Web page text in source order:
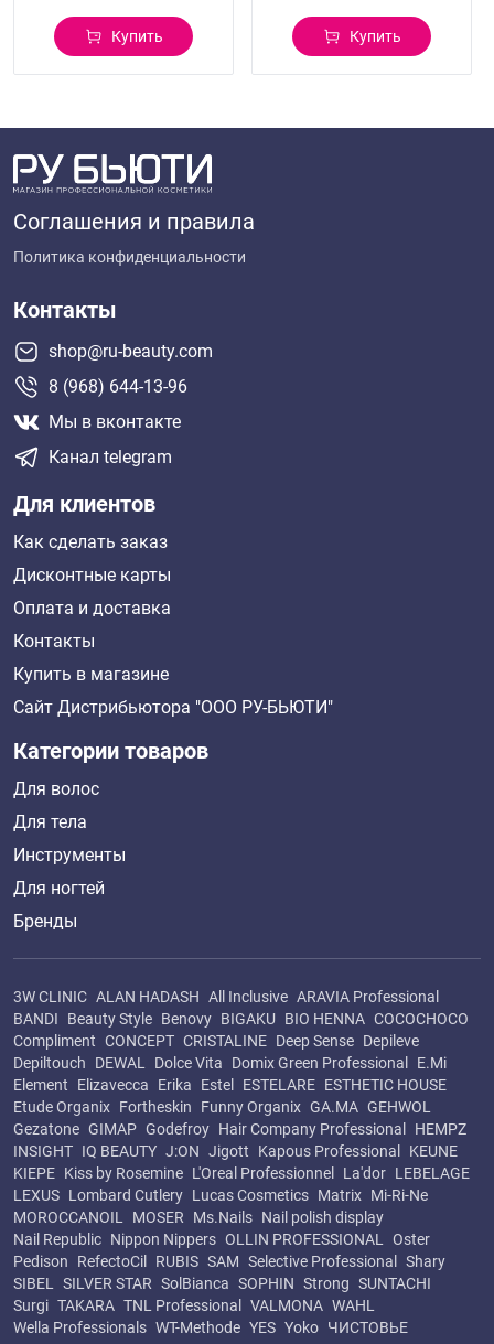
Купить Купить
Соглашения и правила
Политика конфиденциальности
Контакты
shop@ru-beauty.com
8 (968) 644-13-96
Мы в вконтакте
Канал telegram
Для клиентов
Как сделать заказ
Дисконтные карты
Оплата и доставка
Контакты
Купить в магазине
Сайт Дистрибьютора "ООО РУ-БЬЮТИ"
Категории товаров
Для волос
Для тела
Инструменты
Для ногтей
Бренды
3W CLINIC ALAN HADASH All Inclusive ARAVIA Professional
BANDI
Beauty Style Benovy BIGAKU BIO HENNA COCOCHOCO
Compliment CONCEPT CRISTALINE Deep Sense Depileve
Depiltouch
DEWAL Dolce Vita Domix Green Professional
E.Mi
Element
Elizavecca Erika Estel ESTELARE ESTHETIC HOUSE
Etude Organix Fortheskin Funny Organix GA.MA GEHWOL
Gezatone GIMAP Godefroy Hair Company Professional
HEMPZ
INSIGHT IQ BEAUTY J:ON Jigott Kapous Professional
KEUNE
KIEPE Kiss by Rosemine L'Oreal Professionnel La'dor LEBELAGE
LEXUS Lombard Cutlery Lucas Cosmetics Matrix Mi-Ri-Ne
MOROCCANOIL
MOSER Ms.Nails Nail polish display
Nail Republic Nippon Nippers OLLIN PROFESSIONAL
Oster
Pedison
RefectoCil RUBIS SAM Selective Professional
Shary
SIBEL
SILVER STAR SolBianca SOPHIN Strong SUNTACHI
Surgi TAKARA TNL Professional VALMONA WAHL
Wella Professionals WT-Methode YES Yoko ЧИСТОВЬЕ